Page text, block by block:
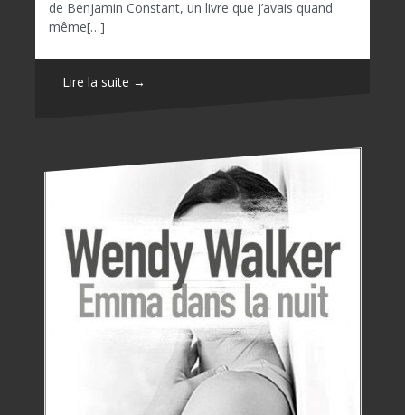
de Benjamin Constant, un livre que j’avais quand
même[…]
Lire la suite →